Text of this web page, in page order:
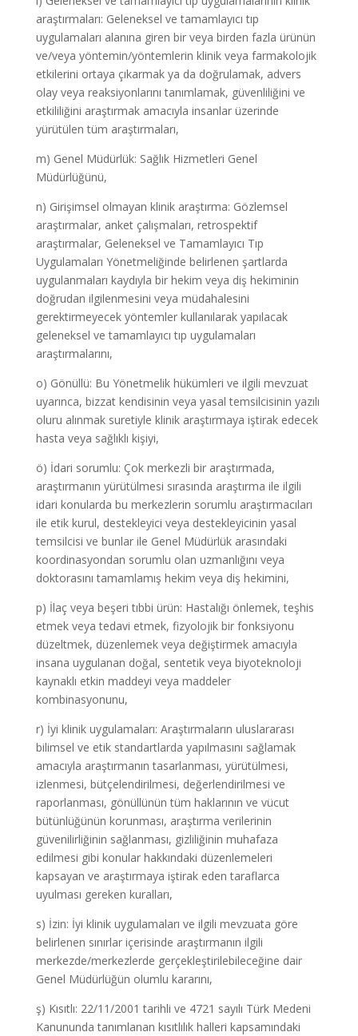
araştırmaları: Geleneksel ve tamamlayıcı tıp
uygulamaları alanına giren bir veya birden fazla ürünün
ve/veya yöntemin/yöntemlerin klinik veya farmakolojik
etkilerini ortaya çıkarmak ya da doğrulamak, advers
olay veya reaksiyonlarını tanımlamak, güvenliliğini ve
etkililiğini araştırmak amacıyla insanlar üzerinde
yürütülen tüm araştırmaları,
m) Genel Müdürlük: Sağlık Hizmetleri Genel
Müdürlüğünü,
n) Girişimsel olmayan klinik araştırma: Gözlemsel
araştırmalar, anket çalışmaları, retrospektif
araştırmalar, Geleneksel ve Tamamlayıcı Tıp
Uygulamaları Yönetmeliğinde belirlenen şartlarda
uygulanmaları kaydıyla bir hekim veya diş hekiminin
doğrudan ilgilenmesini veya müdahalesini
gerektirmeyecek yöntemler kullanılarak yapılacak
geleneksel ve tamamlayıcı tıp uygulamaları
araştırmalarını,
o) Gönüllü: Bu Yönetmelik hükümleri ve ilgili mevzuat
uyarınca, bizzat kendisinin veya yasal temsilcisinin yazılı
oluru alınmak suretiyle klinik araştırmaya iştirak edecek
hasta veya sağlıklı kişiyi,
ö) İdari sorumlu: Çok merkezli bir araştırmada,
araştırmanın yürütülmesi sırasında araştırma ile ilgili
idari konularda bu merkezlerin sorumlu araştırmacıları
ile etik kurul, destekleyici veya destekleyicinin yasal
temsilcisi ve bunlar ile Genel Müdürlük arasındaki
koordinasyondan sorumlu olan uzmanlığını veya
doktorasını tamamlamış hekim veya diş hekimini,
p) İlaç veya beşeri tıbbi ürün: Hastalığı önlemek, teşhis
etmek veya tedavi etmek, fizyolojik bir fonksiyonu
düzeltmek, düzenlemek veya değiştirmek amacıyla
insana uygulanan doğal, sentetik veya biyoteknoloji
kaynaklı etkin maddeyi veya maddeler
kombinasyonunu,
r) İyi klinik uygulamaları: Araştırmaların uluslararası
bilimsel ve etik standartlarda yapılmasını sağlamak
amacıyla araştırmanın tasarlanması, yürütülmesi,
izlenmesi, bütçelendirilmesi, değerlendirilmesi ve
raporlanması, gönüllünün tüm haklarının ve vücut
bütünlüğünün korunması, araştırma verilerinin
güvenilirliğinin sağlanması, gizliliğinin muhafaza
edilmesi gibi konular hakkındaki düzenlemeleri
kapsayan ve araştırmaya iştirak eden taraflarca
uyulması gereken kuralları,
s) İzin: İyi klinik uygulamaları ve ilgili mevzuata göre
belirlenen sınırlar içerisinde araştırmanın ilgili
merkezde/merkezlerde gerçekleştirilebileceğine dair
Genel Müdürlüğün olumlu kararını,
ş) Kısıtlı: 22/11/2001 tarihli ve 4721 sayılı Türk Medeni
Kanununda tanımlanan kısıtlılık halleri kapsamındaki